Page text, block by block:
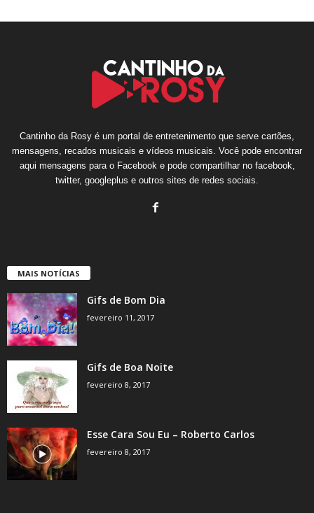
Cantinho da Rosy é um portal de entretenimento que serve cartões,
mensagens, recados musicais e vídeos musicais. Você pode encontrar
aqui mensagens para o Facebook e pode compartilhar no facebook,
twitter, googleplus e outros sites de redes sociais.
MAIS NOTÍCIAS
Gifs de Bom Dia
fevereiro 11, 2017
Gifs de Boa Noite
fevereiro 8, 2017
Esse Cara Sou Eu – Roberto Carlos
fevereiro 8, 2017